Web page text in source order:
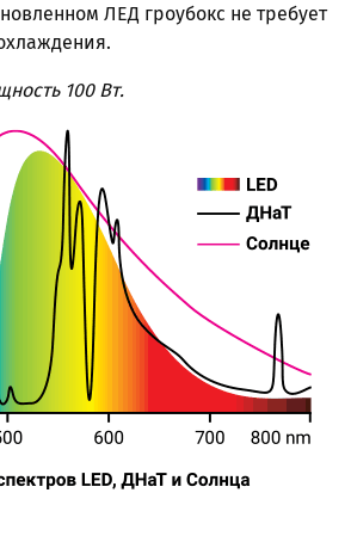
ЛЕД гроубокс не требует
100 Вт.